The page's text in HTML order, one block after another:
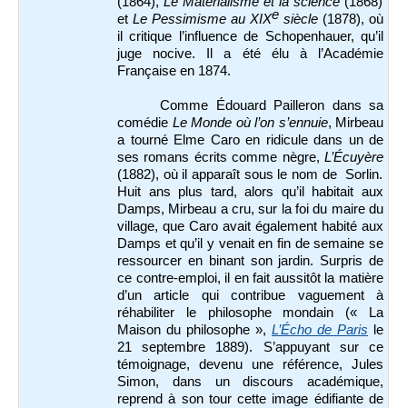
et Le Pessimisme au XIXe siècle (1878), où
il critique l’influence de Schopenhauer, qu’il
juge nocive. Il a été élu à l’Académie
Française en 1874.
Comme Édouard Pailleron dans sa
comédie Le Monde où l’on s’ennuie, Mirbeau
a tourné Elme Caro en ridicule dans un de
ses romans écrits comme nègre, L’Écuyère
(1882), où il apparaît sous le nom de Sorlin.
Huit ans plus tard, alors qu’il habitait aux
Damps, Mirbeau a cru, sur la foi du maire du
village, que Caro avait également habité aux
Damps et qu’il y venait en fin de semaine se
ressourcer en binant son jardin. Surpris de
ce contre-emploi, il en fait aussitôt la matière
d’un article qui contribue vaguement à
réhabiliter le philosophe mondain (« La
Maison du philosophe », L’Écho de Paris le
21 septembre 1889). S’appuyant sur ce
témoignage, devenu une référence, Jules
Simon, dans un discours académique,
reprend à son tour cette image édifiante de